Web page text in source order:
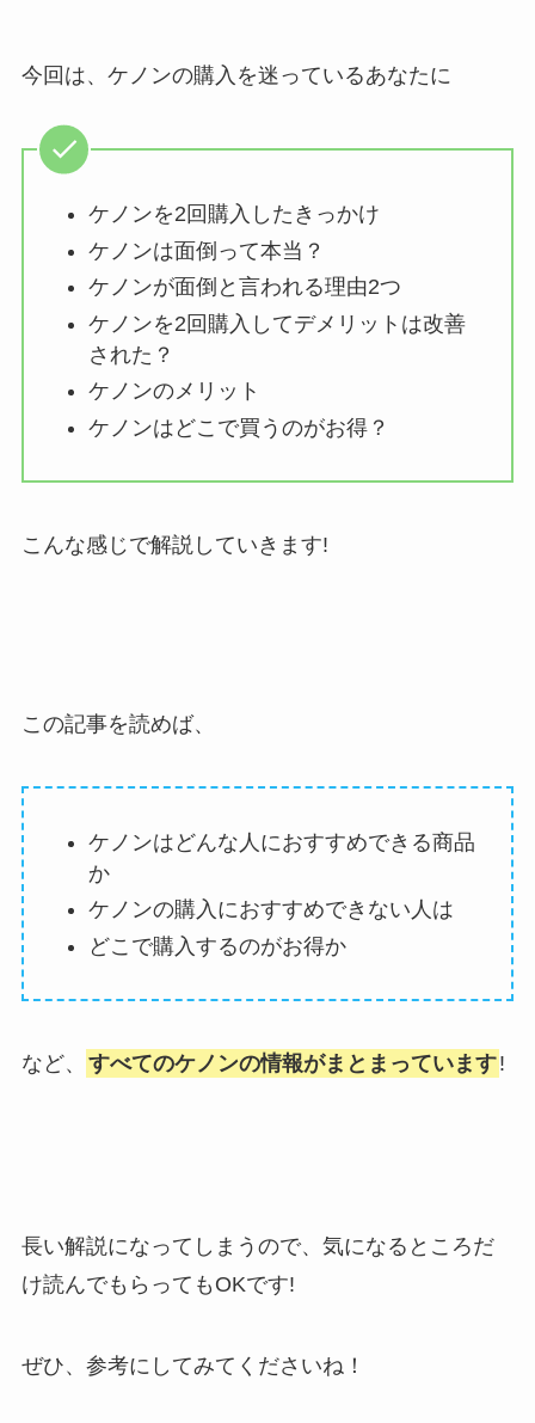
今回は、ケノンの購入を迷っているあなたに
ケノンを2回購入したきっかけ
ケノンは面倒って本当？
ケノンが面倒と言われる理由2つ
ケノンを2回購入してデメリットは改善
された？
ケノンのメリット
ケノンはどこで買うのがお得？
こんな感じで解説していきます!
この記事を読めば、
ケノンはどんな人におすすめできる商品
か
ケノンの購入におすすめできない人は
どこで購入するのがお得か
など、 すべてのケノンの情報がまとまっています!
長い解説になってしまうので、気になるところだ
け読んでもらってもOKです!
ぜひ、参考にしてみてくださいね！